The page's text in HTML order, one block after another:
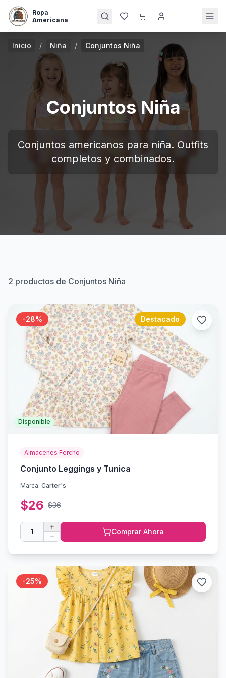
Ropa
Americana
🛒
Inicio / Niña / Conjuntos Niña
Conjuntos Niña
Conjuntos americanos para niña. Outfits
completos y combinados.
2 productos de Conjuntos Niña
-28% Destacado
Disponible
Almacenes Fercho
Conjunto Leggings y Tunica
Marca: Carter's
$26 $36
1 Comprar Ahora
-25%